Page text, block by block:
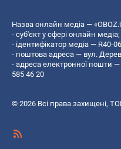
Назва онлайн медіа —
- суб'єкт у сфері онлайн медіа;
- ідентифікатор медіа — R40-
- поштова адреса — вул.
- адреса електронної пошти —
585 46 20
© 2026 Всі права захищені,